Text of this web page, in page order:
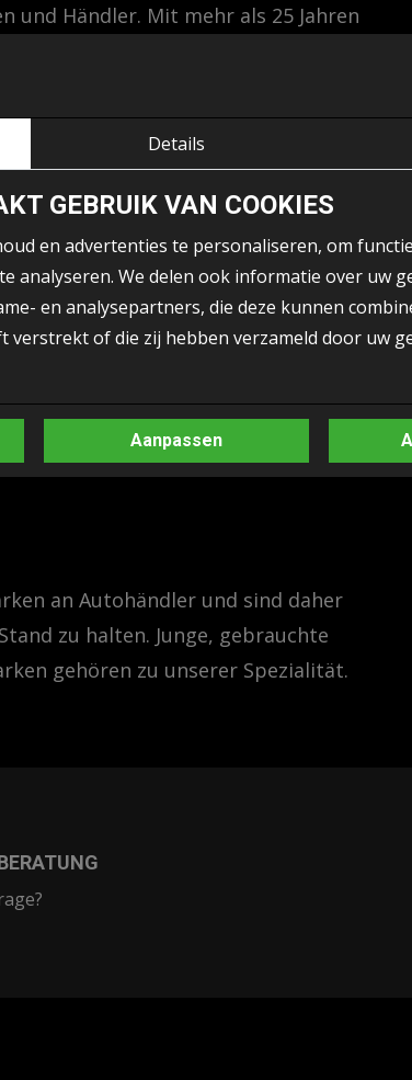
und Händler. Mit mehr als 25 Jahren
funktioniert und können unser
Mittelpunkt.
fast aller Marken gehören zu
aus Ex-Leasing-/Ex-
Geschichte und die damit
Auswahl an Fahrzeugen
dabei, um Ihren Bestand auf
Auto nicht gesehen? Dann
vorbei, um zu sehen, was wir für
an Autohändler und sind daher
zu halten. Junge, gebrauchte
gehören zu unserer Spezialität.
Details
GEBRUIK VAN COOKIES
en advertenties te personaliseren, om
analyseren. We delen ook informatie over uw
en analysepartners, die deze kunnen
verstrekt of die zij hebben verzameld door uw
Aanpassen